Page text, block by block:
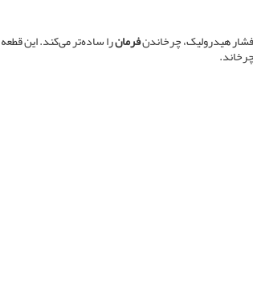
هیدرولیک، چرخاندنفرمانرا ساده‌تر می‌کند. این